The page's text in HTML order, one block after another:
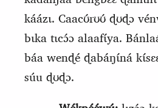
káázɩ. Caacʊ́rʊʊ́ ɖʊɖɔ
bɩka tɩcɔ́ɔ alaafɩ́ya.
báa wenɖé ɖabáŋɩ́ná
súu ɖʊɖɔ.